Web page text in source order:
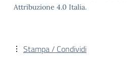
Attribuzione 4.0 Italia.
Stampa / Condividi